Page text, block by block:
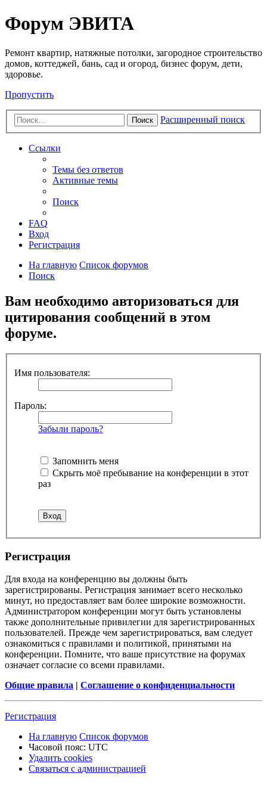
Регистрация
Форум ЭВИТА
Ремонт квартир, натяжные потолки, загородное строительство
домов, коттеджей, бань, сад и огород, бизнес форум, дети,
здоровье.
Пропустить
Поиск Расширенный поиск
Ссылки
Темы без ответов
Активные темы
Поиск
FAQ
Вход
Регистрация
На главную Список форумов
Поиск
Вам необходимо авторизоваться для
цитирования сообщений в этом
форуме.
Имя пользователя:
Пароль:
Забыли пароль?
Запомнить меня
Скрыть моё пребывание на конференции в этот
раз
Регистрация
Для входа на конференцию вы должны быть
зарегистрированы. Регистрация занимает всего несколько
минут, но предоставляет вам более широкие возможности.
Администратором конференции могут быть установлены
также дополнительные привилегии для зарегистрированных
пользователей. Прежде чем зарегистрироваться, вам следует
ознакомиться с правилами и политикой, принятыми на
конференции. Помните, что ваше присутствие на форумах
означает согласие со всеми правилами.
Общие правила | Соглашение о конфиденциальности
Регистрация
На главную Список форумов
Часовой пояс: UTC
Удалить cookies
Связаться
Связаться с администрацией